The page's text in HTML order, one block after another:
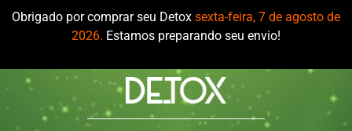
Obrigado por comprar seu Detox sexta-feira, 7 de agosto de
2026. Estamos preparando seu envio!